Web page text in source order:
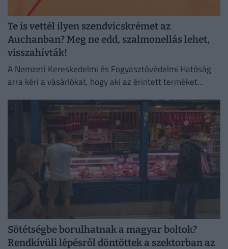
Te is vettél ilyen szendvicskrémet az
Auchanban? Meg ne edd, szalmonellás lehet,
visszahívták!
A Nemzeti Kereskedelmi és Fogyasztóvédelmi Hatóság
arra kéri a vásárlókat, hogy aki az érintett terméket
Sötétségbe borulhatnak a magyar boltok?
Rendkívüli lépésről döntöttek a szektorban az